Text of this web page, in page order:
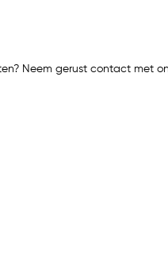
Neem gerust contact met